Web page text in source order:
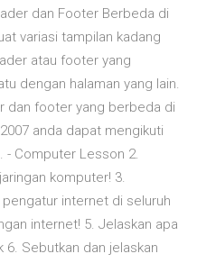
dan Footer Berbeda di
variasi tampilan kadang
atau footer yang
dengan halaman yang lain.
dan footer yang berbeda di
anda dapat mengikuti
- Computer Lesson 2.
komputer! 3.
internet di seluruh
internet! 5. Jelaskan apa
6. Sebutkan dan jelaskan